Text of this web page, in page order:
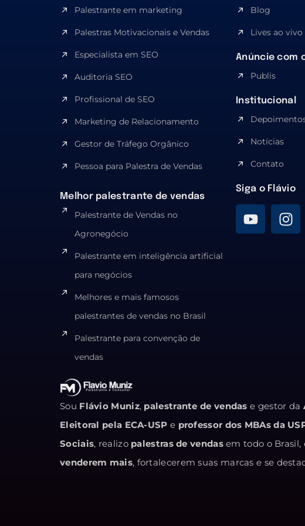
Palestrante em marketing
Palestras Motivacionais e Vendas
Especialista em SEO​
Auditoria SEO
Profissional de SEO
Marketing de Relacionamento
Gestor de Tráfego Orgânico
Pessoa para Palestra de Vendas
Melhor palestrante de vendas
Palestrante de Vendas no
Agronegócio
Palestrante em inteligência artificial
para negócios
Melhores e mais famosos
palestrantes de vendas no Brasil
Palestrante para convenção de
vendas
Blog
Lives ao vivo
Anúncie com
Publis
Institucional
Notícias
Contato
Siga o Flávio
Sou Flávio Muniz, palestrante de vendas e gestor da
Eleitoral pela ECA-USP e professor dos MBAs da
Sociais, realizo palestras de vendasem todo o Brasil,
venderem mais, fortalecerem suas marcas e se